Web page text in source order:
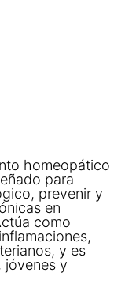
homeopático
para
prevenir y
en
como
y es
jóvenes y